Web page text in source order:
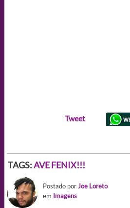
Tweet
TAGS:AVE FENIX!!!
Postado porJoe Loreto
em Imagens